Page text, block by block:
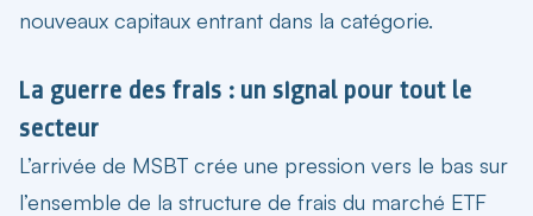
nouveaux capitaux entrant dans la catégorie.
La guerre des frais : un signal pour tout le
secteur
L’arrivée de MSBT crée une pression vers le bas sur
l’ensemble de la structure de frais du marché ETF